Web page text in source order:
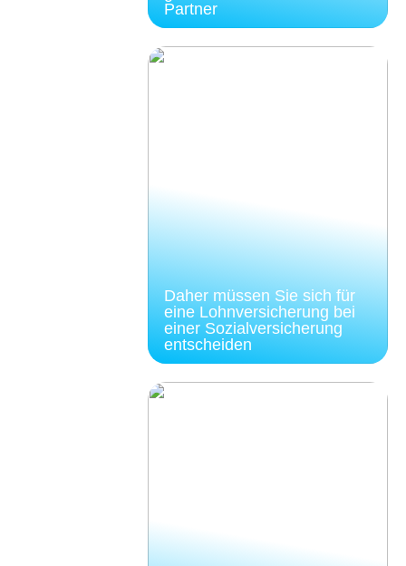
Partner
Daher müssen Sie sich für
eine Lohnversicherung bei
einer Sozialversicherung
entscheiden